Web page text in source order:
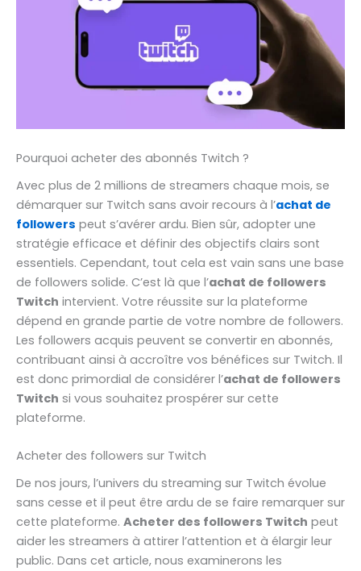
Pourquoi acheter des abonnés Twitch ?
Avec plus de 2 millions de streamers chaque mois, se
démarquer sur Twitch sans avoir recours à l’achat de
followers peut s’avérer ardu. Bien sûr, adopter une
stratégie efficace et définir des objectifs clairs sont
essentiels. Cependant, tout cela est vain sans une base
de followers solide. C’est là que l’achat de followers
Twitch intervient. Votre réussite sur la plateforme
dépend en grande partie de votre nombre de followers.
Les followers acquis peuvent se convertir en abonnés,
contribuant ainsi à accroître vos bénéfices sur Twitch. Il
est donc primordial de considérer l’achat de followers
Twitch si vous souhaitez prospérer sur cette
plateforme.
Acheter des followers sur Twitch
De nos jours, l’univers du streaming sur Twitch évolue
sans cesse et il peut être ardu de se faire remarquer sur
cette plateforme. Acheter des followers Twitch peut
aider les streamers à attirer l’attention et à élargir leur
public. Dans cet article, nous examinerons les